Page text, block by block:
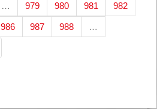
… 979 980 981 982
986 987 988 …